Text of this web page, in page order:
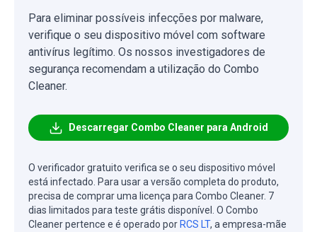
Para eliminar possíveis infecções por malware,
verifique o seu dispositivo móvel com software
antivírus legítimo. Os nossos investigadores de
segurança recomendam a utilização do Combo
Cleaner.
Descarregar Combo Cleaner para Android
O verificador gratuito verifica se o seu dispositivo móvel
está infectado. Para usar a versão completa do produto,
precisa de comprar uma licença para Combo Cleaner. 7
dias limitados para teste grátis disponível. O Combo
Cleaner pertence e é operado por RCS LT, a empresa-mãe